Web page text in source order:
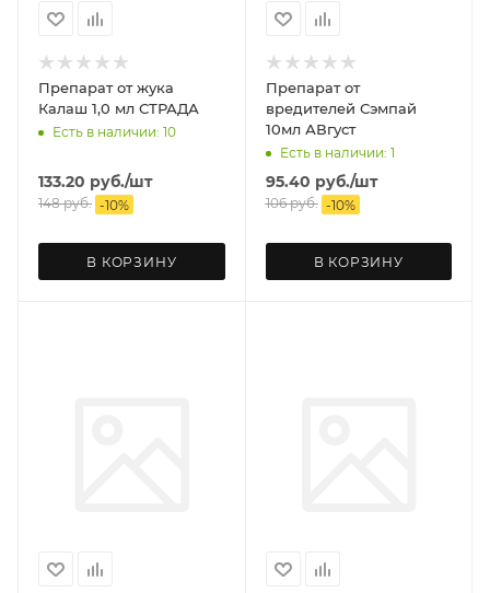
Препарат от жука
Калаш 1,0 мл СТРАДА
Есть в наличии: 10
133.20 руб./шт
148руб. -10%
В КОРЗИНУ
Препарат от
вредителей Сэмпай
10мл АВгуст
Есть в наличии: 1
95.40 руб./шт
106руб. -10%
В КОРЗИНУ